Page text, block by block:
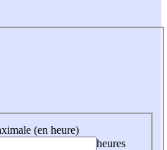
(en heure)
heures